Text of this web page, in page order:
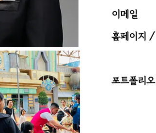
이메일
홈페이지
포트폴리오